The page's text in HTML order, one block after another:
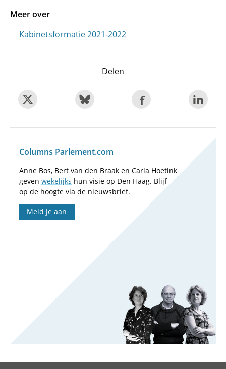
Meer over
Kabinetsformatie 2021-2022
Delen
Columns Parlement.com
Anne Bos, Bert van den Braak en Carla Hoetink
geven wekelijks hun visie op Den Haag. Blijf
op de hoogte via de nieuwsbrief.
Meld je aan